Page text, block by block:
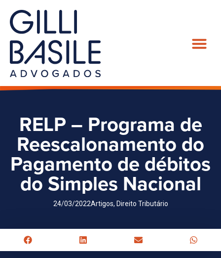
RELP – Programa de
Reescalonamento do
Pagamento de débitos
do Simples Nacional
24/03/2022Artigos, Direito Tributário